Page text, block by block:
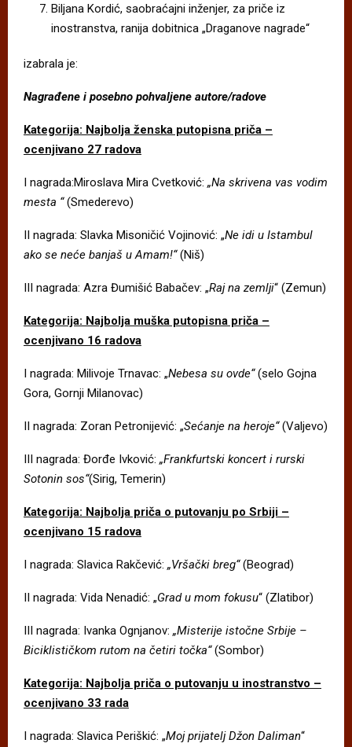
Biljana Kordić, saobraćajni inženjer, za priče iz
inostranstva, ranija dobitnica „Draganove nagrade“
izabrala je:
Nagrađene i posebno pohvaljene autore/radove
Kategorija: Najbolja ženska putopisna priča –
ocenjivano 27 radova
I nagrada:Miroslava Mira Cvetković: „Na skrivena vas vodim
mesta “(Smederevo)
II nagrada: Slavka Misoničić Vojinović: „Ne idi u Istambul
ako se neće banjaš u Amam!“(Niš)
III nagrada: Azra Đumišić Babačev: „Raj na zemlji“ (Zemun)
Kategorija: Najbolja muška putopisna priča –
ocenjivano 16 radova
I nagrada: Milivoje Trnavac: „Nebesa su ovde“(selo Gojna
Gora, Gornji Milanovac)
II nagrada: Zoran Petronijević: „Sećanje na heroje“(Valjevo)
III nagrada: Đorđe Ivković: „Frankfurtski koncert i rurski
Sotonin sos“(Sirig, Temerin)
Kategorija: Najbolja priča o putovanju po Srbiji –
ocenjivano 15 radova
I nagrada: Slavica Rakčević: „Vršački breg“(Beograd)
II nagrada: Vida Nenadić: „Grad u mom fokusu“ (Zlatibor)
III nagrada: Ivanka Ognjanov: „Misterije istočne Srbije –
Biciklističkom rutom na četiri točka“(Sombor)
Kategorija: Najbolja priča o putovanju u inostranstvo –
ocenjivano 33 rada
I nagrada: Slavica Periškić: „Moj prijatelj Džon Daliman“